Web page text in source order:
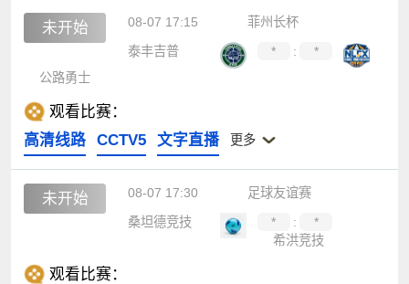
未开始 08-07 17:15
菲州长杯
泰丰吉普
* :
*
公路勇士
观看比赛：
高清线路
CCTV5 文字直播 更多
未开始 08-07 17:30
足球友谊赛
桑坦德竞技
* :
*
希洪竞技
观看比赛：